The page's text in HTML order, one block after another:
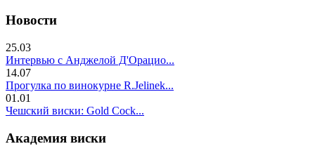
Новости
25.03
Интервью с Анджелой Д'Орацио...
14.07
Прогулка по винокурне R.Jelinek...
01.01
Чешский виски: Gold Cock...
Академия виски